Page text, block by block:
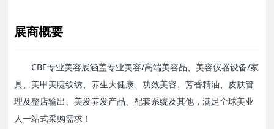
展商概要
CBE专业美容展涵盖专业美容/高端美容品、美容仪器设备/家
具、美甲美睫纹绣、养生大健康、功效美容、芳香精油、皮肤管
理及整店输出、美发养发产品、配套系统及其他，满足全球美业
人一站式采购需求！